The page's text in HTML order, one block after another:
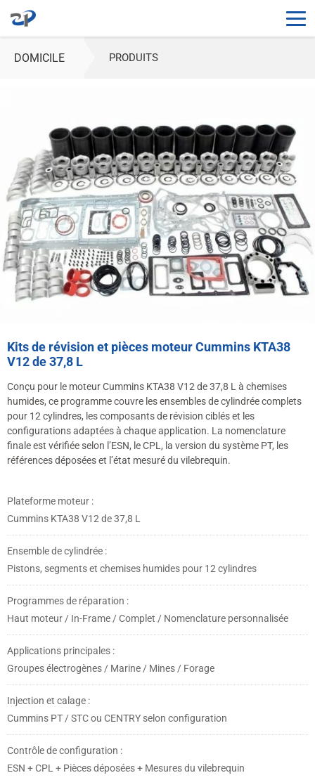
DOMICILE PRODUITS
Kits de révision et pièces moteur Cummins KTA38
V12 de 37,8 L
Conçu pour le moteur Cummins KTA38 V12 de 37,8 L à chemises
humides, ce programme couvre les ensembles de cylindrée complets
pour 12 cylindres, les composants de révision ciblés et les
configurations adaptées à chaque application. La nomenclature
finale est vérifiée selon l’ESN, le CPL, la version du système PT, les
références déposées et l’état mesuré du vilebrequin.
Plateforme moteur :
Cummins KTA38 V12 de 37,8 L
Ensemble de cylindrée :
Pistons, segments et chemises humides pour 12 cylindres
Programmes de réparation :
Haut moteur / In-Frame / Complet / Nomenclature personnalisée
Applications principales :
Groupes électrogènes / Marine / Mines / Forage
Injection et calage :
Cummins PT / STC ou CENTRY selon configuration
Contrôle de configuration :
ESN + CPL + Pièces déposées + Mesures du vilebrequin